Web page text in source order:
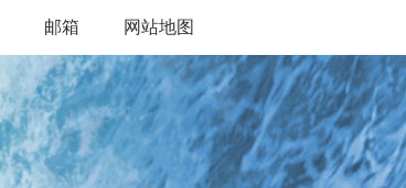
邮箱 网站地图